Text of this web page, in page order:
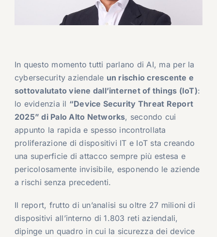
In questo momento tutti parlano di AI, ma per la
cybersecurity aziendale un rischio crescente e
sottovalutato viene dall’internet of things (IoT):
lo evidenzia il “Device Security Threat Report
2025” di Palo Alto Networks, secondo cui
appunto la rapida e spesso incontrollata
proliferazione di dispositivi IT e IoT sta creando
una superficie di attacco sempre più estesa e
pericolosamente invisibile, esponendo le aziende
a rischi senza precedenti.
Il report, frutto di un’analisi su oltre 27 milioni di
dispositivi all’interno di 1.803 reti aziendali,
dipinge un quadro in cui la sicurezza dei device